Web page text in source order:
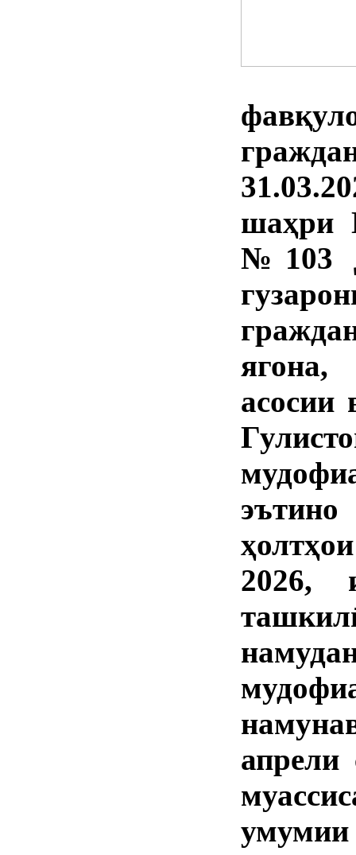
шаҳри
№103
ягона,
асосии
2026,
апрели